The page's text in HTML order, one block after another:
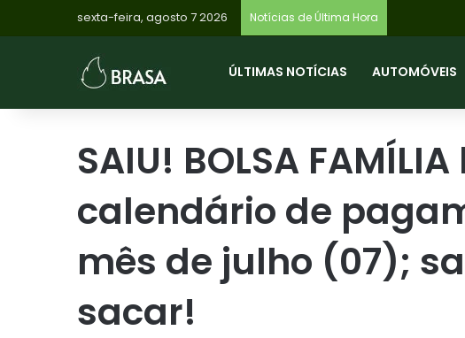
sexta-feira, agosto 7 2026 Notícias de Última Hora
ÚLTIMAS NOTÍCIAS AUTOMÓVEIS
SAIU! BOLSA
calendário de
mês de julho (07);
sacar!